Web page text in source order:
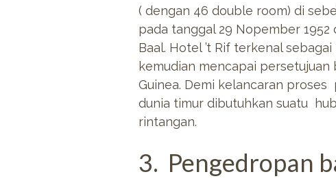
( dengan 46 double room) di
pada tanggal 29 Nopember
Baal. Hotel ’t Rif terkenal
kemudian mencapai
Guinea. Demi kelancaran
dunia timur dibutuhkan suatu
rintangan.
3. Pengedropan